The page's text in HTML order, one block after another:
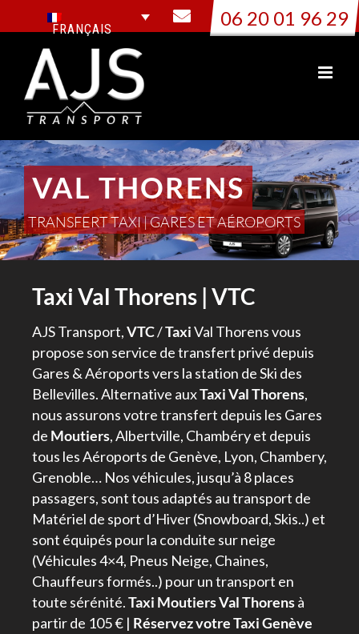
au
contenu
FRANÇAIS 06 20 01 96 29
VAL THORENS
TRANSFERT TAXI | GARES ET AÉROPORTS
Taxi Val Thorens | VTC
AJS Transport,VTC/TaxiVal Thorens vous
propose son service de transfert privé depuis
Gares & Aéroports vers la station de Ski des
Bellevilles. Alternative auxTaxi Val Thorens,
nous assurons votre transfert depuis les Gares
de Moutiers, Albertville, Chambéryet depuis
tous les Aéroports de Genève, Lyon, Chambery,
Grenoble… Nos véhicules, jusqu’à 8 places
passagers, sont tous adaptés au transport de
Matériel de sport d’Hiver (Snowboard, Skis..) et
sont équipés pour la conduite sur neige
(Véhicules 4×4, Pneus Neige, Chaines,
Chauffeurs formés..) pour un transport en
toute sérénité.Taxi Moutiers Val Thorensà
partir de 105 € | Réservez votre Taxi Genève